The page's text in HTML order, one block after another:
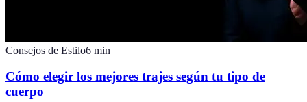
Consejos de Estilo6 min
Cómo elegir los mejores trajes según tu tipo de
cuerpo